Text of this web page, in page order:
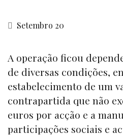
Setembro 20
A operação ficou
de diversas condições,
estabelecimento de um
contrapartida que não
euros por acção e a
participações sociais e